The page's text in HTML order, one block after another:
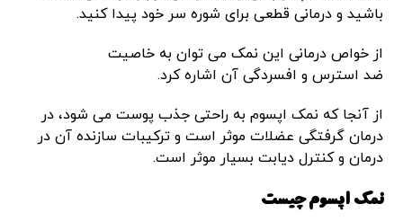
باشید و درمانی قطعی برای شوره سر خود پیدا کنید.
از خواص درمانی این نمک می توان به خاصیت
ضد استرس و افسردگی آن اشاره کرد.
از آنجا که نمک اپسوم به راحتی جذب پوست می شود، در
درمان گرفتگی عضلات موثر است و ترکیبات سازنده آن در
درمان و کنترل دیابت بسیار موثر است.
نمک اپسوم چیست